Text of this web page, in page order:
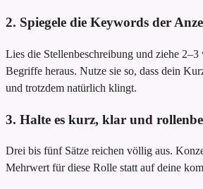
2. Spiegele die Keywords der
Lies die Stellenbeschreibung und ziehe 2–3
Begriffe heraus. Nutze sie so, dass dein
und trotzdem natürlich klingt.
3. Halte es kurz, klar und
Drei bis fünf Sätze reichen völlig aus.
Mehrwert für diese Rolle statt auf deine